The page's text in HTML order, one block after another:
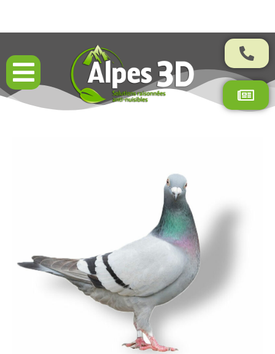
4,8/5 sur plus de 400 avis
certifiés

